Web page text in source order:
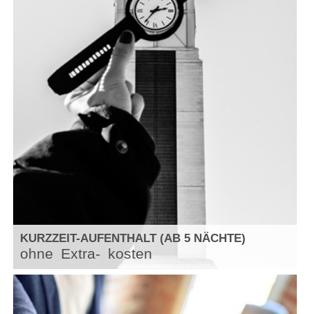
KURZZEIT-AUFENTHALT (AB 5 NÄCHTE)
ohne Extra- kosten